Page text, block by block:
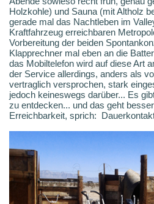
Holzkohle) und Sauna (mit Altholz
gerade mal das Nachtleben im
Kraftfahrzeug erreichbaren
Vorbereitung der beiden
Klapprechner mal eben an die
das Mobiltelefon wird auf diese Art
der Service allerdings, anders als
vertraglich versprochen, stark
jedoch keineswegs darüber... Es
zu entdecken... und das geht
Erreichbarkeit, sprich: